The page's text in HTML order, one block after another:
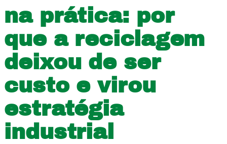
na prática: por
que a reciclagem
deixou de ser
custo e virou
estratégia
industrial